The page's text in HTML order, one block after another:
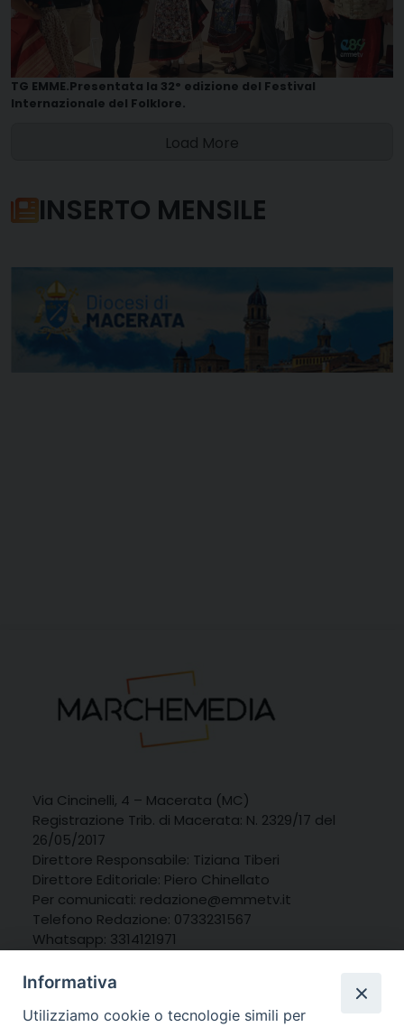
TG EMME.Presentata la 32° edizione del Festival
Internazionale del Folklore.
Load More
INSERTO MENSILE
Via Cincinelli, 4 – Macerata (MC)
Registrazione Trib. di Macerata: N. 2329/17 del
26/05/2017
Direttore Responsabile: Tiziana Tiberi
Direttore Editoriale: Piero Chinellato
Per comunicati: redazione@emmetv.it
Telefono Redazione: 0733231567
Whatsapp: 3314121971
Informativa
Utilizziamo cookie o tecnologie simili per